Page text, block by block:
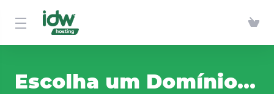
Escolha um Domínio...